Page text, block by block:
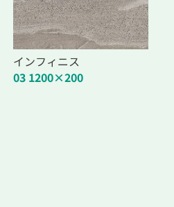
インフィニス
03 1200×200